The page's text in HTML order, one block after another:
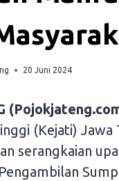
20 Juni 2024
(Kejati) Jawa
serangkaian